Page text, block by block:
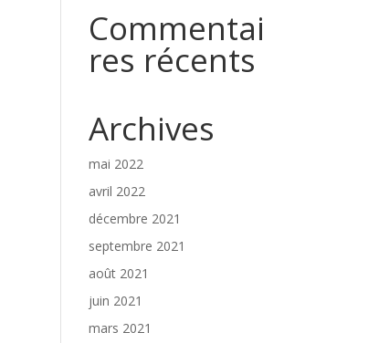
Commentai
res récents
Archives
mai 2022
avril 2022
décembre 2021
septembre 2021
août 2021
juin 2021
mars 2021